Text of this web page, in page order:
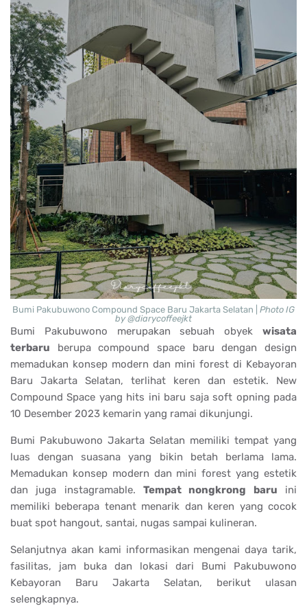
Bumi Pakubuwono Compound Space Baru Jakarta Selatan |
Photo IG
by @diarycoffeejkt
Bumi Pakubuwono merupakan sebuah obyek wisata
terbaru berupa compound space baru dengan design
memadukan konsep modern dan mini forest di Kebayoran
Baru Jakarta Selatan, terlihat keren dan estetik. New
Compound Space yang hits ini baru saja soft opning pada
10 Desember 2023 kemarin yang ramai dikunjungi.
Bumi Pakubuwono Jakarta Selatan memiliki tempat yang
luas dengan suasana yang bikin betah berlama lama.
Memadukan konsep modern dan mini forest yang estetik
dan juga instagramable. Tempat nongkrong baru ini
memiliki beberapa tenant menarik dan keren yang cocok
buat spot hangout, santai, nugas sampai kulineran.
Selanjutnya akan kami informasikan mengenai daya tarik,
fasilitas, jam buka dan lokasi dari Bumi Pakubuwono
Kebayoran Baru Jakarta Selatan, berikut ulasan
selengkapnya.